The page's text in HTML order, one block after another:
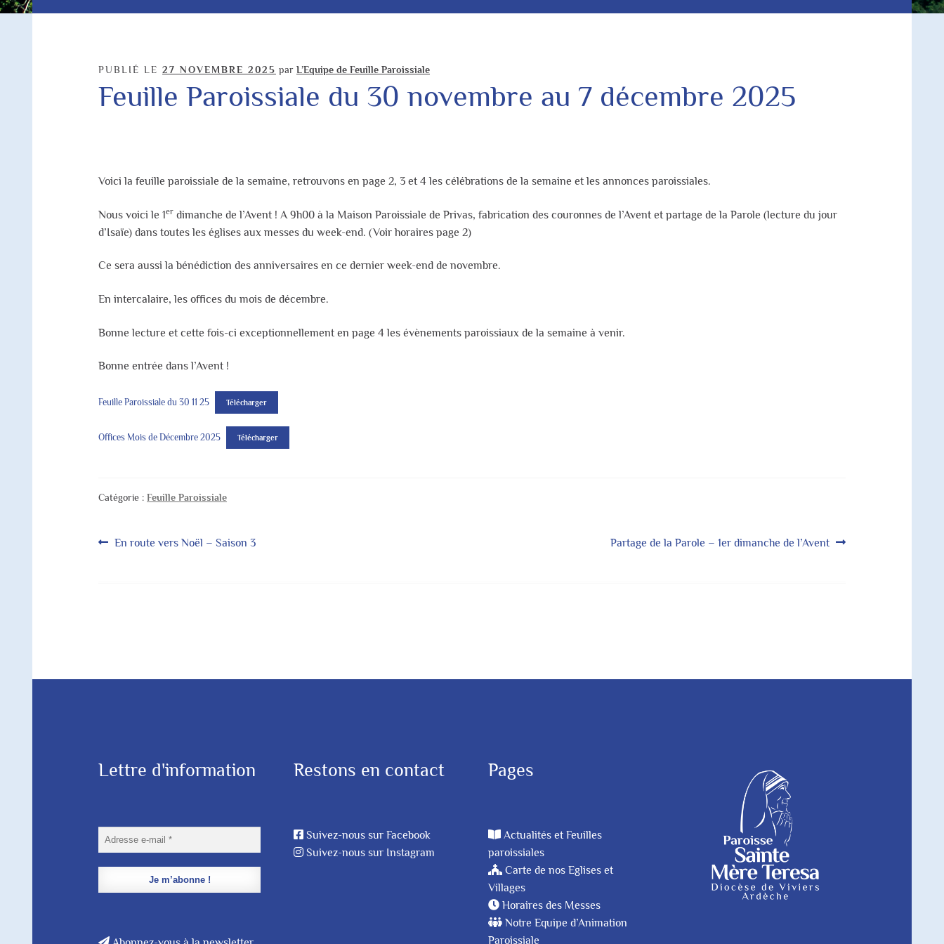
PUBLIÉ LE27 NOVEMBRE 2025 parL’Equipe de Feuille Paroissiale
Feuille Paroissiale du 30 novembre au 7 décembre 2025
Voici la feuille paroissiale de la semaine, retrouvons en page 2, 3 et 4 les célébrations de la semaine et les annonces paroissiales.
Nous voici le 1er dimanche de l’Avent ! A 9h00 à la Maison Paroissiale de Privas, fabrication des couronnes de l’Avent et partage de la Parole (lecture du jour
d’Isaïe) dans toutes les églises aux messes du week-end. (Voir horaires page 2)
Ce sera aussi la bénédiction des anniversaires en ce dernier week-end de novembre.
En intercalaire, les offices du mois de décembre.
Bonne lecture et cette fois-ci exceptionnellement en page 4 les évènements paroissiaux de la semaine à venir.
Bonne entrée dans l’Avent !
Feuille Paroissiale du 30 11 25 Télécharger
Offices Mois de Décembre 2025 Télécharger
Catégorie :Feuille Paroissiale
Navigation
Article
En route vers Noël – Saison 3
Article
Partage de la Parole – 1er dimanche de l’Avent
Lettre d'information Restons en contact
Suivez-nous sur Facebook
Suivez-nous sur Instagram
Pages
Actualités et Feuilles
paroissiales
Carte de nos Eglises et
Villages
Horaires des Messes
Notre Equipe d’Animation
Paroissiale